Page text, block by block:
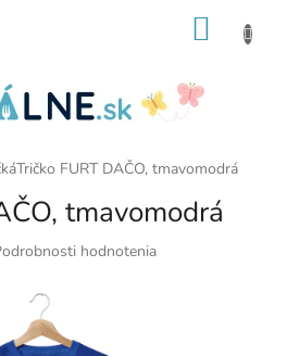
Tričko FURT DAČO, tmavomodrá
tmavomodrá
hodnotenia